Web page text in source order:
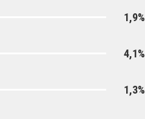
1,9%
4,1%
1,3%